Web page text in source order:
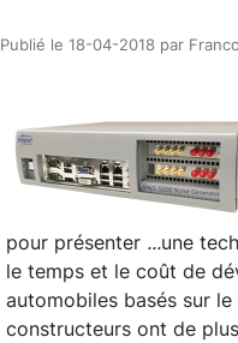
Publié le 18-04-2018 par
pour présenter ...une
le temps et le coût de
automobiles basés sur
constructeurs ont de